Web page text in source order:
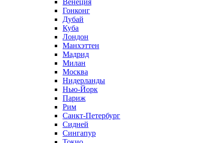
Венеция
Гонконг
Дубай
Куба
Лондон
Манхэттен
Мадрид
Милан
Москва
Нидерланды
Нью-Йорк
Париж
Рим
Санкт-Петербург
Сидней
Сингапур